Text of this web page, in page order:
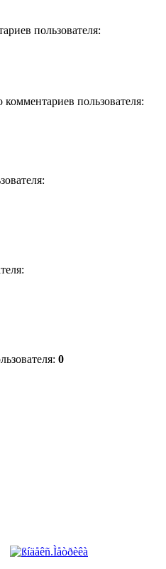
пользователя:
пользователя:
0